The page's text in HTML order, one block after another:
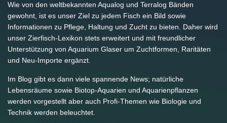
Wie von den weltbekannten Aqualog und Terralog Bänden
gewohnt, ist es unser Ziel zu jedem Fisch ein Bild sowie
Informationen zu Pflege, Haltung und Zucht zu bieten. Daher wird
unser Zierfisch-Lexikon stets erweitert und mit freundlicher
Unterstützung von Aquarium Glaser um Zuchtformen, Raritäten
und Neu-Importe ergänzt.
Im Blog gibt es dann viele spannende News; natürliche
Lebensräume sowie Biotop-Aquarien und Aquarienpflanzen
werden vorgestellt aber auch Profi-Themen wie Biologie und
Technik werden beleuchtet.